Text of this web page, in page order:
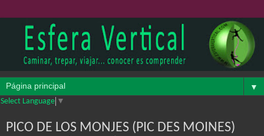
▼
Select Language ▼
PICO DE LOS MONJES (PIC DES MOINES)